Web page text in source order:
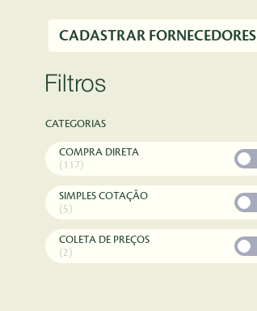
CADASTRAR FORNECEDORES
Filtros
CATEGORIAS
COMPRA DIRETA
(117)
SIMPLES COTAÇÃO
(5)
COLETA DE PREÇOS
(2)